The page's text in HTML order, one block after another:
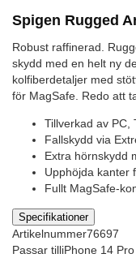
Spigen Rugged
Robust raffinerad.
skydd med en helt ny
kolfiberdetaljer med
för MagSafe. Redo att
Tillverkad av PC,
Fallskydd via
Extra hörnskydd
Upphöjda kanter
Fullt MagSafe-
Specifikationer
Artikelnummer76697
Passar tilliPhone 14